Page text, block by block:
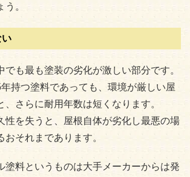
。
い
でも最も塗装の劣化が激しい部分です。
持つ塗料であっても、環境が厳しい屋
、さらに耐用年数は短くなります。
性を失うと、屋根自体が劣化し最悪の場
それまであります。
塗料というものは大手メーカーからは発